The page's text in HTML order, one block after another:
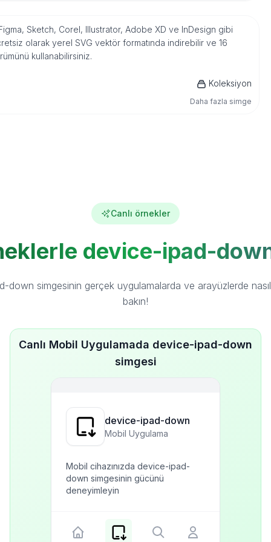
Sketch, Corel, Illustrator, Adobe XD ve InDesign gibi
olarak yerel SVG vektör formatında indirebilir ve 16
kullanabilirsiniz.
Koleksiyon
Daha fazla simge
Canlı örnekler
device-ipad-
down simgesinin gerçek uygulamalarda ve arayüzlerde
bakın!
Canlı Mobil Uygulamada device-ipad-down
simgesi
device-ipad-down
Mobil Uygulama
Mobil cihazınızda device-ipad-
down simgesinin gücünü
deneyimleyin